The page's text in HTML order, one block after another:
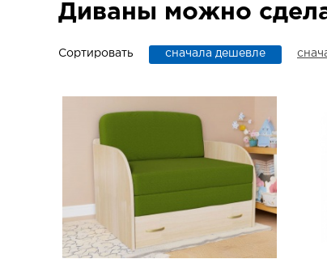
Диваны можно
Сортировать сначала дешевле